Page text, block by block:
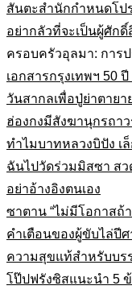
สันตะสำนักกำหนดโป
อย่ากลัวที่จะเป็นผู้ศักดิ์
ครอบครัวอุลมา: การ
เอกสารกรุงเทพฯ 50 ปี
วันสากลเพื่อปู่ย่าตาย
ฮ่องกงมีสังฆานุกรถา
ทำไมบาทหลวงบิปัง เ
ฉันไปวัดร่วมมิสซา สว
อย่าอ้างอิงตนเอง
ซาตาน “ไม่มีโอกาสถ้
คำเตือนของผู้ขับไล่ปี
ความสุขแท้สำหรับบร
โป๊ปฟรังซิสแนะนำ 5